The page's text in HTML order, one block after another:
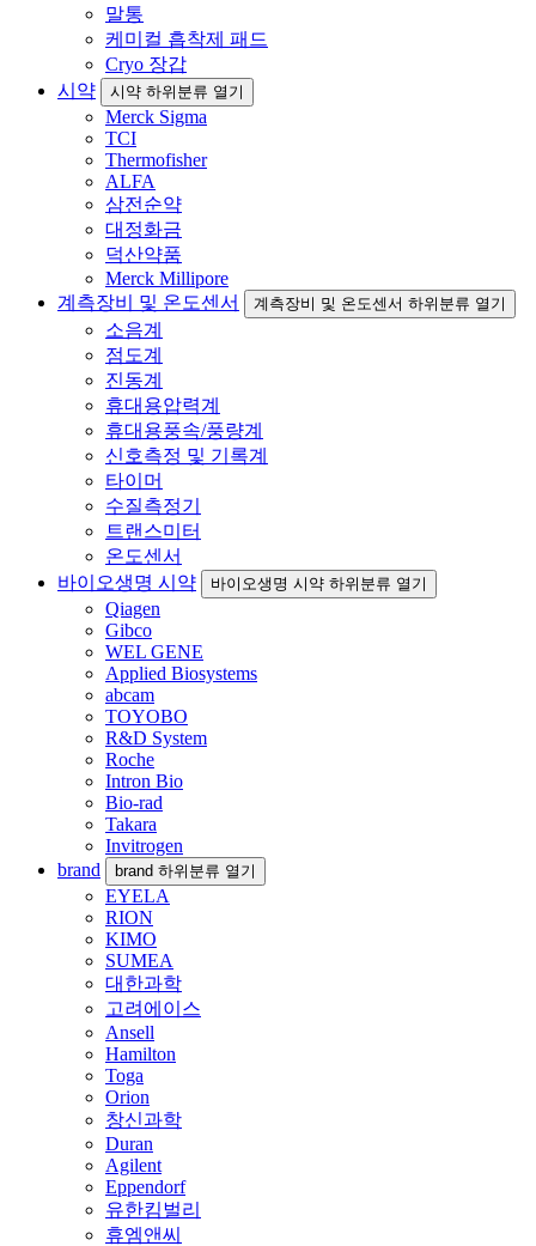
말통
케미컬 흡착제 패드
Cryo 장갑
시약
시약 하위분류 열기
Merck Sigma
TCI
Thermofisher
ALFA
삼전순약
대정화금
덕산약품
Merck Millipore
계측장비 및 온도센서
계측장비 및 온도센서 하위분류 열기
소음계
점도계
진동계
휴대용압력계
휴대용풍속/풍량계
신호측정 및 기록계
타이머
수질측정기
트랜스미터
온도센서
바이오생명 시약
바이오생명 시약 하위분류 열기
Qiagen
Gibco
WEL GENE
Applied Biosystems
abcam
TOYOBO
R&D System
Roche
Intron Bio
Bio-rad
Takara
Invitrogen
brand
brand 하위분류 열기
EYELA
RION
KIMO
SUMEA
대한과학
고려에이스
Ansell
Hamilton
Toga
Orion
창신과학
Duran
Agilent
Eppendorf
유한킴벌리
휴엠앤씨